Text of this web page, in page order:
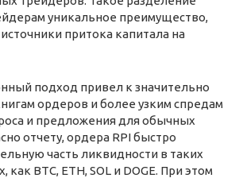
уникальное преимущество,
притока капитала на
подход привел к значительно
ордеров и более узким спредам
и предложения для обычных
отчету, ордера RPI быстро
часть ликвидности в таких
как BTC, ETH, SOL и DOGE. При этом